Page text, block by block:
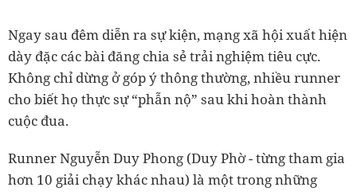
Ngay sau đêm diễn ra sự kiện, mạng xã hội xuất hiện
dày đặc các bài đăng chia sẻ trải nghiệm tiêu cực.
Không chỉ dừng ở góp ý thông thường, nhiều runner
cho biết họ thực sự “phẫn nộ” sau khi hoàn thành
cuộc đua.
Runner Nguyễn Duy Phong (Duy Phờ - từng tham gia
hơn 10 giải chạy khác nhau) là một trong những